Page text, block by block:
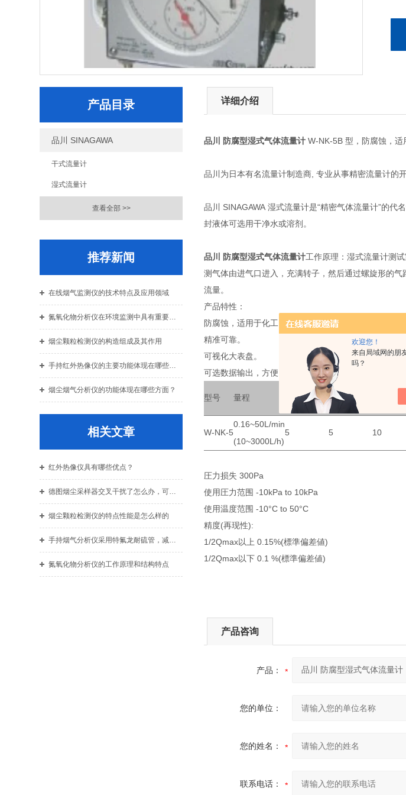
欢迎您！
来自局域网的朋
吗？
产品目录
品川 SINAGAWA
干式流量计
湿式流量计
查看全部 >>
推荐新闻
在线烟气监测仪的技术特点及应用领域
氮氧化物分析仪在环境监测中具有重要作用
烟尘颗粒检测仪的构造组成及其作用
手持红外热像仪的主要功能体现在哪些方面？
烟尘烟气分析仪的功能体现在哪些方面？
相关文章
红外热像仪具有哪些优点？
德图烟尘采样器交叉干扰了怎么办，可以这样子处理
烟尘颗粒检测仪的特点性能是怎么样的
手持烟气分析仪采用特氟龙耐硫管，减少烟气吸附
氮氧化物分析仪的工作原理和结构特点
详细介绍
品川 防腐型湿式气体流量计 W-NK-5B 型，防腐蚀，适
品川为日本有名流量计制造商, 专业从事精密流量计的
品川 SINAGAWA 湿式流量计是“精密气体流量计”的
封液体可选用干净水或溶剂。
品川 防腐型湿式气体流量计工作原理：湿式流量计测
测气体由进气口进入，充满转子，然后通过螺旋形的
流量。
产品特性：
防腐蚀，适用于化工、石化等腐蚀性气体
精准可靠。
可视化大表盘。
可选数据输出，方便自动控制。
型号 量程 转子容积(L)每转读数(L) 分辨率
W-NK-5
0.16~50L/min
(10~3000L/h)
5 5 10
圧力损失 300Pa
使用圧力范围 -10kPa to 10kPa
使用温度范围 -10°C to 50°C
精度(再现性):
1/2Qmax以上 0.15%(標準偏差値)
1/2Qmax以下 0.1 %(標準偏差値)
产品咨询
产品：
您的单位：
您的姓名：
联系电话：